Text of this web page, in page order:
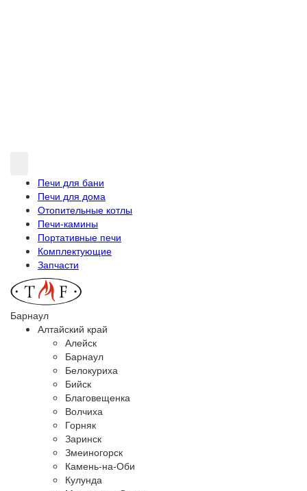
Печи для бани
Печи для дома
Отопительные котлы
Печи-камины
Портативные печи
Комплектующие
Запчасти
Барнаул
Алтайский край
Алейск
Барнаул
Белокуриха
Бийск
Благовещенка
Волчиха
Горняк
Заринск
Змеиногорск
Камень-на-Оби
Кулунда